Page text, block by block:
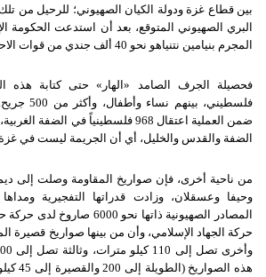
بين قطاع غزة ودولة الكيان الصهيوني؛ للرحيل من تلك
البري الصهيوني المتوقع، بعد أن استدعت الحكومة
المجرم بنيامين نتنياهو نحو
ألف جندي من قوات
فحصيلة الجرف الصامد «الهار » حتى كتابة هذه
فلسطيني، بينهم نساء وأطفال، وأكثر من
جريح.
ضمن العملية اعتقال
فلسطينياً في الضفة
الضفة والقدس والخليل، أي أن الجريمة ليست في
من ناحية أخرى، فإن صواريخ المقاومة وصلت إلى
وحيفا وعسقلان، وزادت قدراتها التفجيرية
المصادر الصهيونية ذاتها نحو
صاروخ لدى حركة
حركة الجهاد الإسلامي، وأن من بينها صواريخ قصيرة
وأخرى تصل إلى
كيلو مترات، وثالثة تصل إلى
هذه الصواريخ (الطويلة إلى والقصيرة إلى